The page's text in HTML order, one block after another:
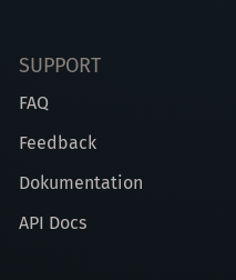
SUPPORT
FAQ
Feedback
Dokumentation
API Docs